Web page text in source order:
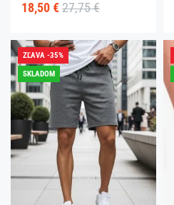
18,50 € 27,75 €
ZĽAVA -35%
SKLADOM